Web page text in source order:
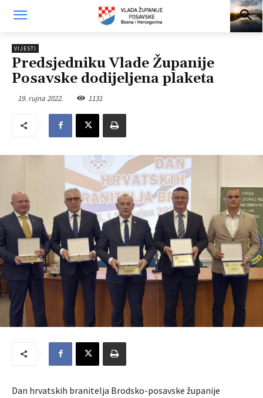
VIJESTI
Predsjedniku Vlade Županije
Posavske dodijeljena plaketa
19. rujna 2022. 1131
Dan hrvatskih branitelja Brodsko-posavske županije